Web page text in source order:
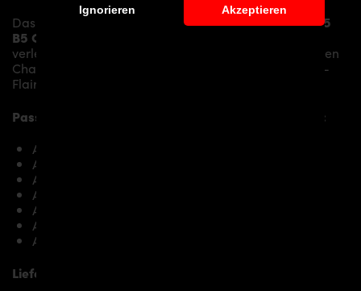
Ignorieren Akzeptieren
Das
PDA500 Widebody Aerodynamik-Kit für Audi A5
B5 Coupé
verleiht dem
somit den individuellen
Charakter und einen gewissen Hauch von Rennsport-
Flair.
Passend bei folgenden Audi A5 B5 Coupé Modellen:
Audi A5 B5 Coupé 1.8 TFSI
Audi A5 B5 Coupé 2.0 TFSI & 2.0 TDI
Audi A5 B5 Coupé 2.7 TDI
Audi A5 B5 Coupé 3.0 TFSI & 3.0 TDI
Audi A5 B5 Coupé 3.2 FSI
Audi S5 B5 Coupé 4.2 FSI
Audi RS5 B5 Coupé 4.2 FSI
Lieferumfang, Ausführung: